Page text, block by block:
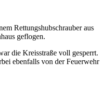
Rettungshubschrauber aus
geflogen.
die Kreisstraße voll gesperrt.
ebenfalls von der Feuerwehr